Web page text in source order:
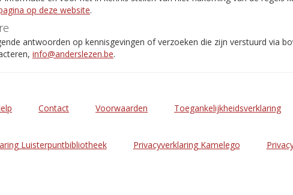
op deze website.
antwoorden op kennisgevingen of verzoeken die zijn verstuurd via
info@anderslezen.be.
Contact Voorwaarden Toegankelijkheidsverklaring
Luisterpuntbibliotheek Privacyverklaring Kamelego